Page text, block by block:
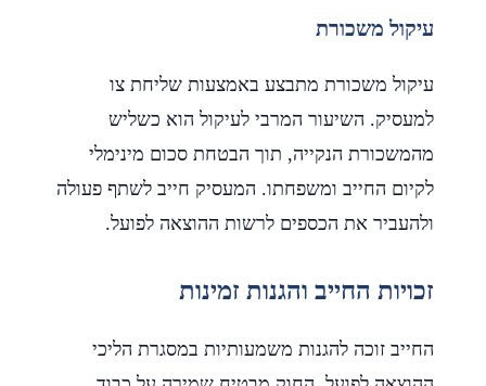
עיקול משכורת
עיקול משכורת מתבצע באמצעות שליחת צו
למעסיק. השיעור המרבי לעיקול הוא כשליש
מהמשכורת הנקייה, תוך הבטחת סכום מינימלי
לקיום החייב ומשפחתו. המעסיק חייב לשתף פעולה
ולהעביר את הכספים לרשות ההוצאה לפועל.
זכויות החייב והגנות זמינות
החייב זוכה להגנות משמעותיות במסגרת הליכי